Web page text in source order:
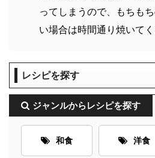
ってしまうので、もちも
い場合は時間通り焼いてく
レシピを探す
ジャンルからレシピを探す
和食 洋食